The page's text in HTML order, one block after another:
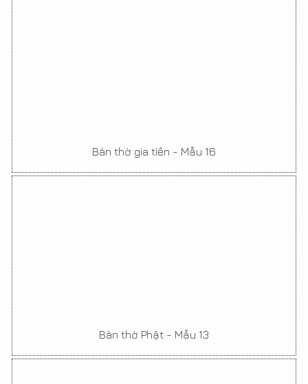
Bàn thờ gia tiên - Mẫu 16
Bàn thờ Phật - Mẫu 13